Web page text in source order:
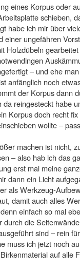
eines Korpus oder
schieben,
habe ich mir über
ungefähren
Holzdübeln
– und ehe
anfänglich noch
der Korpus dann
reingesteckt habe
Korpus doch recht
wollte –
machen ist nicht,
– also hab ich das
erst mal meine
dann ein Licht
als Werkzeug-
damit auch alles
einfach so mal
die
sind – rein
muss ich jetzt noch
auf alle